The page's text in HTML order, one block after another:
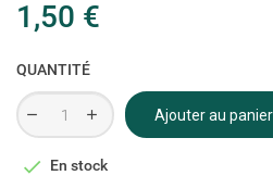
1,50 €
QUANTITÉ
Ajouter au panier
 En stock